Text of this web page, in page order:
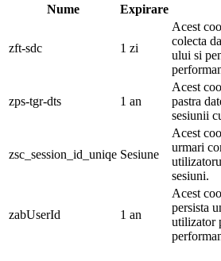
Nume
Expirare
zft-sdc 1 zi
Acest
colecta
ului si
zps-tgr-dts 1 an
Acest
pastra
sesiunii
zsc_session_id_uniqe Sesiune
Acest
urmari
sesiuni.
zabUserId 1 an
Acest
persista
utilizator